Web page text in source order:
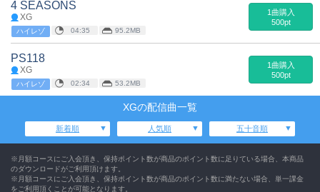
4 SEASONS
XG
ハイレゾ 04:35 95.2MB
1曲購入
500pt
PS118
XG
ハイレゾ 02:34 53.2MB
1曲購入
500pt
XGの配信曲一覧
新着順 人気順 五十音順
※月額コースにご入会頂き、保持ポイント数が商品のポイント数に足りている場合、本商品
のダウンロードがご利用頂けます。
※月額コースにご入会頂き、保持ポイント数が商品のポイント数に満たない場合、単一課金
をご利用頂くことが可能となります。